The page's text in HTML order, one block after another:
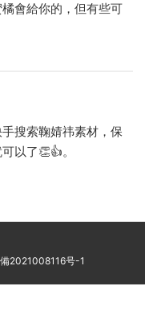
會給你的，但有些可
搜索鞠婧祎素材，保
以了👏👍。
2021008116号-1